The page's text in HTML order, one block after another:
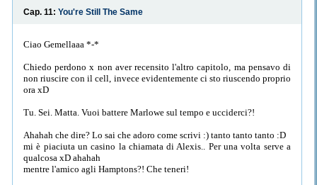
Cap. 11: You're Still The Same
Ciao Gemellaaa *-*
Chiedo perdono x non aver recensito l'altro capitolo, ma pensavo di
non riuscire con il cell, invece evidentemente ci sto riuscendo proprio
ora xD
Tu. Sei. Matta. Vuoi battere Marlowe sul tempo e ucciderci?!
Ahahah che dire? Lo sai che adoro come scrivi :) tanto tanto tanto :D
mi è piaciuta un casino la chiamata di Alexis.. Per una volta serve a
qualcosa xD ahahah
mentre l'amico agli Hamptons?! Che teneri!